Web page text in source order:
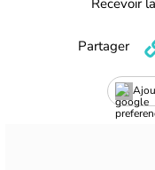
Partager